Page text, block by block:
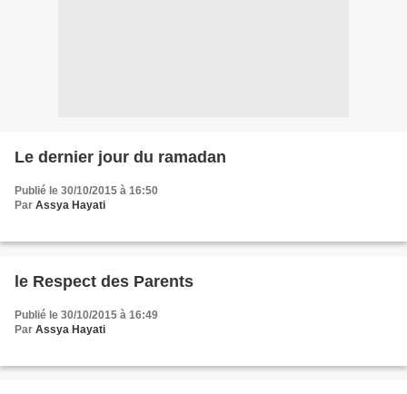
Le dernier jour du ramadan
Publié le 30/10/2015 à 16:50
Par Assya Hayati
le Respect des Parents
Publié le 30/10/2015 à 16:49
Par Assya Hayati